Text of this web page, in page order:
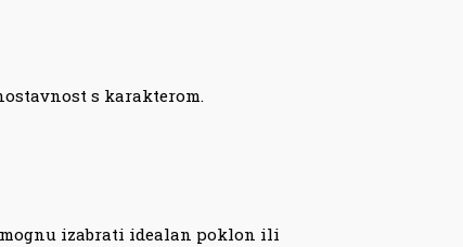
s karakterom.
izabrati idealan poklon ili